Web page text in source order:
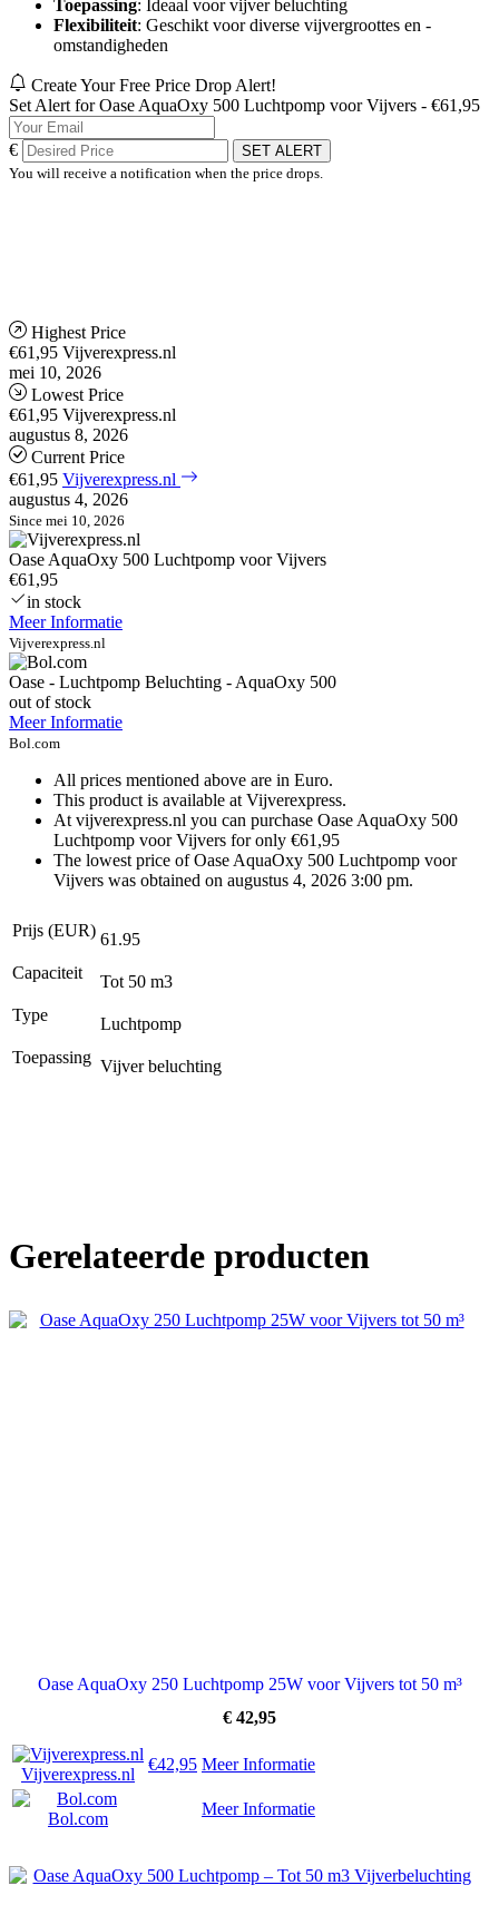
Toepassing: Ideaal voor vijver beluchting
Flexibiliteit: Geschikt voor diverse vijvergroottes en -
omstandigheden
Create Your Free Price Drop Alert!
Set Alert for Oase AquaOxy 500 Luchtpomp voor Vijvers - €61,95
€
SET ALERT
You will receive a notification when the price drops.
Highest Price
€61,95 Vijverexpress.nl
mei 10, 2026
Lowest Price
€61,95 Vijverexpress.nl
augustus 8, 2026
Current Price
€61,95 Vijverexpress.nl
augustus 4, 2026
Since mei 10, 2026
Oase AquaOxy 500 Luchtpomp voor Vijvers
€61,95
in stock
Meer Informatie
Vijverexpress.nl
Oase - Luchtpomp Beluchting - AquaOxy 500
out of stock
Meer Informatie
Bol.com
All prices mentioned above are in Euro.
This product is available at Vijverexpress.
At vijverexpress.nl you can purchase Oase AquaOxy 500
Luchtpomp voor Vijvers for only €61,95
The lowest price of Oase AquaOxy 500 Luchtpomp voor
Vijvers was obtained on augustus 4, 2026 3:00 pm.
Prijs (EUR) 61.95
Capaciteit
Tot 50 m3
Type
Luchtpomp
Toepassing Vijver beluchting
Gerelateerde producten
Oase AquaOxy 250 Luchtpomp 25W voor Vijvers tot 50 m³
€ 42,95
Vijverexpress.nl
€42,95 Meer Informatie
Bol.com
Meer Informatie